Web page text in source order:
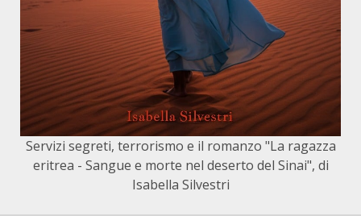
Servizi segreti, terrorismo e il romanzo "La ragazza
eritrea - Sangue e morte nel deserto del Sinai", di
Isabella Silvestri